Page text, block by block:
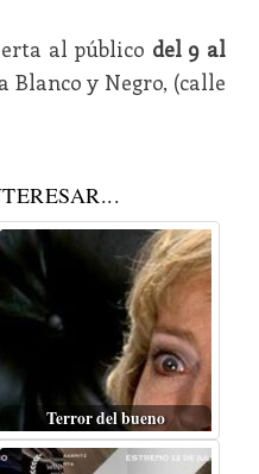
al público del 9 al
y Negro, (calle
Terror del bueno